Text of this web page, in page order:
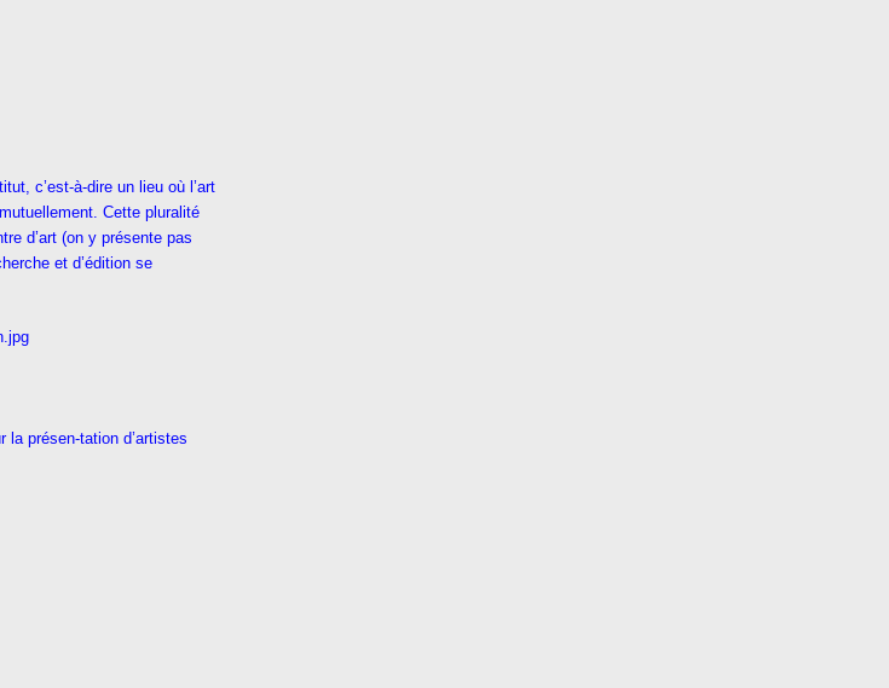
c’est-à-dire un lieu où l’art
Cette pluralité
d’art (on y présente pas
et d’édition se
présen-tation d’artistes